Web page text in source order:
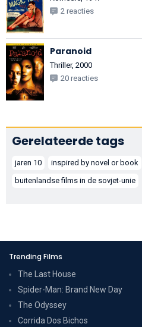
2 reacties
Paranoid
Thriller, 2000
20 reacties
Gerelateerde tags
jaren 10
inspired by novel or book
buitenlandse films in de sovjet-unie
Trending Films
The Last House
Spider-Man: Brand New Day
The Odyssey
Corrida Dos Bichos